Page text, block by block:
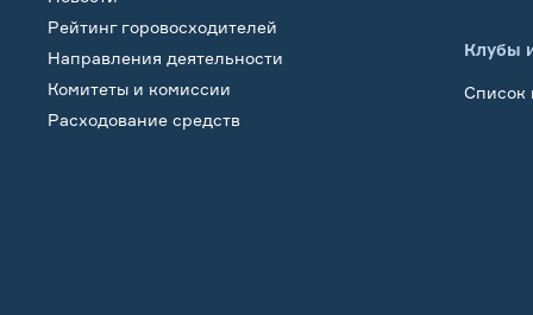
Рейтинг горовосходителей
Направления деятельности
Комитеты и комиссии
Расходование средств
Клубы
Список